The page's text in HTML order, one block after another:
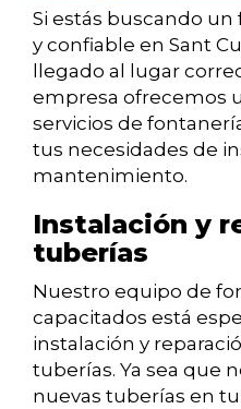
Si estás buscando
y confiable en Sant
llegado al lugar
empresa ofrecemos
servicios de
tus necesidades de
mantenimiento.
Instalación y
tuberías
Nuestro equipo de
capacitados está
instalación y
tuberías. Ya sea que
nuevas tuberías en